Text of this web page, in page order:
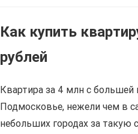
Как купить
рублей
Квартира за 4 млн с большей
Подмосковье, нежели чем в
небольших городах за